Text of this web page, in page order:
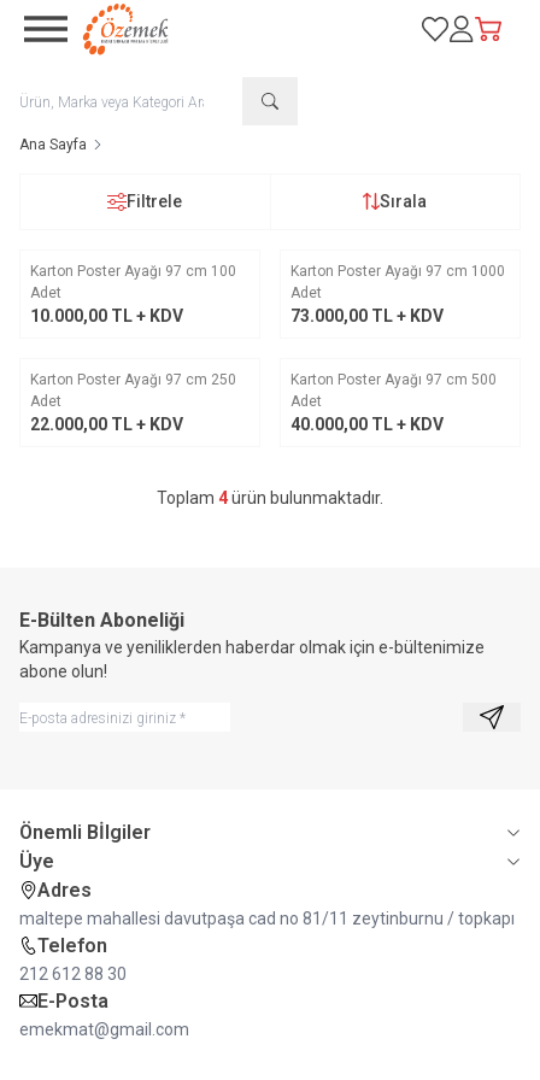
Favorilerim
Hesabım
Sepetim
Ana Sayfa
Filtrele Sırala
Karton Poster Ayağı 97 cm 100
Adet
10.000,00 TL + KDV
Karton Poster Ayağı 97 cm 1000
Adet
73.000,00 TL + KDV
Karton Poster Ayağı 97 cm 250
Adet
22.000,00 TL + KDV
Karton Poster Ayağı 97 cm 500
Adet
40.000,00 TL + KDV
Toplam 4ürün bulunmaktadır.
E-Bülten Aboneliği
Kampanya ve yeniliklerden haberdar olmak için e-bültenimize
abone olun!
Kayıt
Önemli Bİlgiler
Üye
Adres
maltepe mahallesi davutpaşa cad no 81/11 zeytinburnu / topkapı
Telefon
212 612 88 30
E-Posta
emekmat@gmail.com